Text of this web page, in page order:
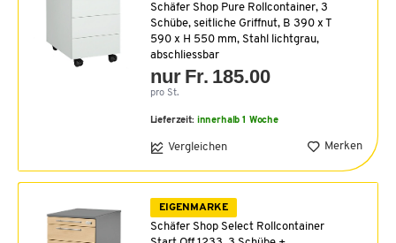
Schäfer Shop Pure Rollcontainer, 3
Schübe, seitliche Griffnut, B 390 x T
590 x H 550 mm, Stahl lichtgrau,
abschliessbar
nur Fr. 185.00
pro St.
Lieferzeit: innerhalb 1 Woche
Vergleichen Merken
EIGENMARKE
Schäfer Shop Select Rollcontainer